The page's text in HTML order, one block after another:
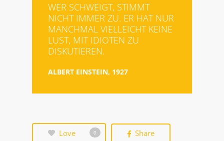
WER SCHWEIGT, STIMMT
NICHT IMMER ZU. ER HAT NUR
MANCHMAL VIELLEICHT KEINE
LUST, MIT IDIOTEN ZU
DISKUTIEREN.
ALBERT EINSTEIN, 1927
Love 0 Share